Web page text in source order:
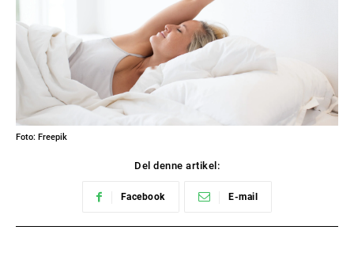
Foto: Freepik
Del denne artikel:
Facebook E-mail